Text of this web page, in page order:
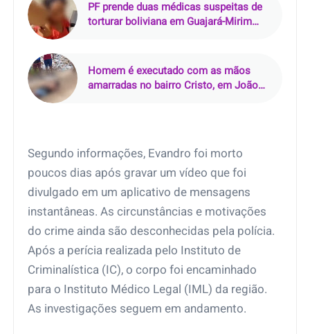
PF prende duas médicas suspeitas de
torturar boliviana em Guajará-Mirim
Homem é executado com as mãos
amarradas no bairro Cristo, em João
Segundo informações, Evandro foi morto
poucos dias após gravar um vídeo que foi
divulgado em um aplicativo de mensagens
instantâneas. As circunstâncias e motivações
do crime ainda são desconhecidas pela polícia.
Após a perícia realizada pelo Instituto de
Criminalística (IC), o corpo foi encaminhado
para o Instituto Médico Legal (IML) da região.
As investigações seguem em andamento.